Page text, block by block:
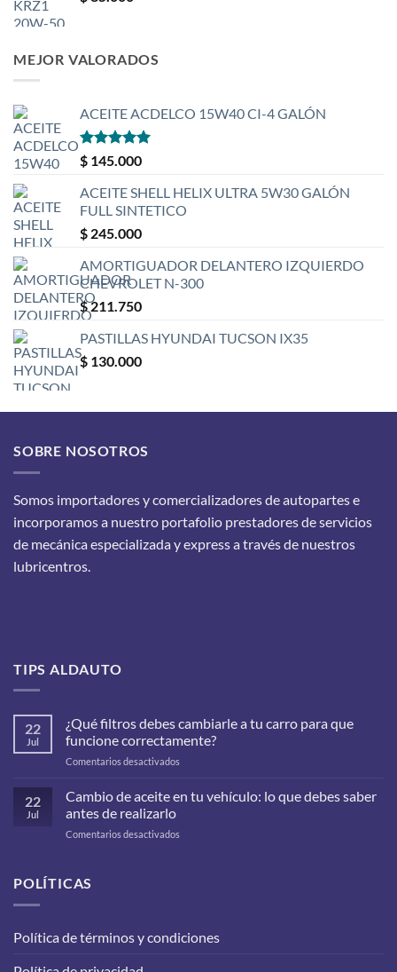
MEJOR VALORADOS
ACEITE ACDELCO 15W40 CI-4 GALÓN
Valorado
con
$ 145.000
ACEITE SHELL HELIX ULTRA 5W30 GALÓN
FULL SINTETICO
$ 245.000
AMORTIGUADOR DELANTERO IZQUIERDO
CHEVROLET N-300
$211.750
PASTILLAS HYUNDAI TUCSON IX35
$ 130.000
SOBRE NOSOTROS
Somos importadores y comercializadores de autopartes e
incorporamos a nuestro portafolio prestadores de servicios
de mecánica especializada y express a través de nuestros
lubricentros.
TIPS ALDAUTO
22
Jul
¿Qué filtros debes cambiarle a tu carro para que
funcione correctamente?
Comentarios desactivados
filtros
a
22
Jul
Cambio de aceite en tu vehículo: lo que debes saber
antes de realizarlo
Comentarios desactivados
lo
POLÍTICAS
Política de términos y condiciones